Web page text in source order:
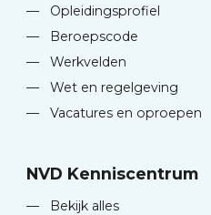
—
Opleidingsprofiel
—
Beroepscode
—
Werkvelden
—
Wet en regelgeving
—
Vacatures en oproepen
NVD Kenniscentrum
—
Bekijk alles